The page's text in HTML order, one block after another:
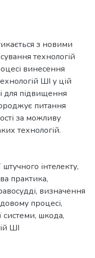
з новими
технологій
винесення
ШІ у цій
для підвищення
питання
за можливу
технологій.
штучного інтелекту,
практика,
, визначення
процесі,
системи, шкода,
ШІ